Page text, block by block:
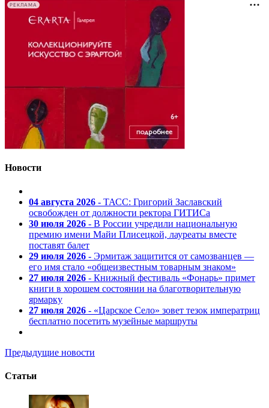
РЕКЛАМА
Новости
04 августа 2026 - ТАСС: Григорий Заславский
освобожден от должности ректора ГИТИСа
30 июля 2026 - В России учредили национальную
премию имени Майи Плисецкой, лауреаты вместе
поставят балет
29 июля 2026 - Эрмитаж защитится от самозванцев —
его имя стало «общеизвестным товарным знаком»
27 июля 2026 - Книжный фестиваль «Фонарь» примет
книги в хорошем состоянии на благотворительную
ярмарку
27 июля 2026 - «Царское Село» зовет тезок императриц
бесплатно посетить музейные маршруты
Предыдущие новости
Статьи